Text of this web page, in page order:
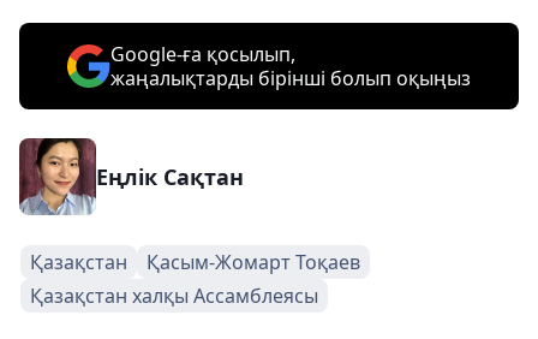
Google-ға қосылып,
жаңалықтарды бірінші болып оқыңыз
Еңлік Сақтан
Қазақстан
Қасым-Жомарт Тоқаев
Қазақстан халқы Ассамблеясы